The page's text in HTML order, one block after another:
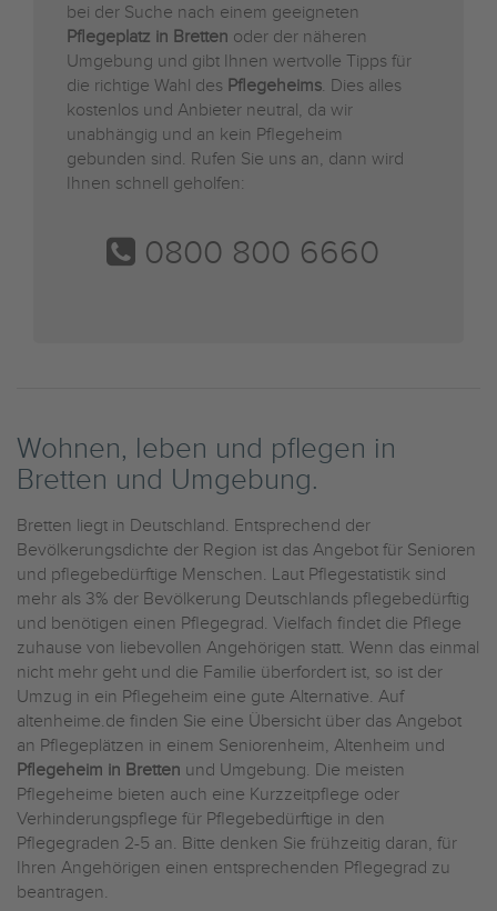
bei der Suche nach einem geeigneten
Pflegeplatz in Bretten oder der näheren
Umgebung und gibt Ihnen wertvolle Tipps für
die richtige Wahl des Pflegeheims. Dies alles
kostenlos und Anbieter neutral, da wir
unabhängig und an kein Pflegeheim
gebunden sind. Rufen Sie uns an, dann wird
Ihnen schnell geholfen:
0800 800 6660
Wohnen, leben und pflegen in
Bretten und Umgebung.
Bretten liegt in Deutschland. Entsprechend der
Bevölkerungsdichte der Region ist das Angebot für Senioren
und pflegebedürftige Menschen. Laut Pflegestatistik sind
mehr als 3% der Bevölkerung Deutschlands pflegebedürftig
und benötigen einen Pflegegrad. Vielfach findet die Pflege
zuhause von liebevollen Angehörigen statt. Wenn das einmal
nicht mehr geht und die Familie überfordert ist, so ist der
Umzug in ein Pflegeheim eine gute Alternative. Auf
altenheime.de finden Sie eine Übersicht über das Angebot
an Pflegeplätzen in einem Seniorenheim, Altenheim und
Pflegeheim in Bretten und Umgebung. Die meisten
Pflegeheime bieten auch eine Kurzzeitpflege oder
Verhinderungspflege für Pflegebedürftige in den
Pflegegraden 2-5 an. Bitte denken Sie frühzeitig daran, für
Ihren Angehörigen einen entsprechenden Pflegegrad zu
beantragen.